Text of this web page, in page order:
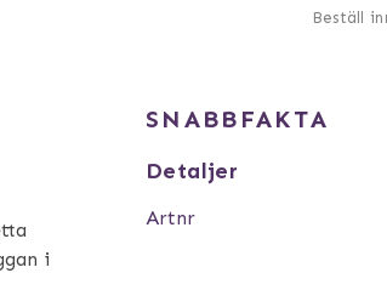
Beställ
i
SNABBFAKTA
Detaljer
Artnr